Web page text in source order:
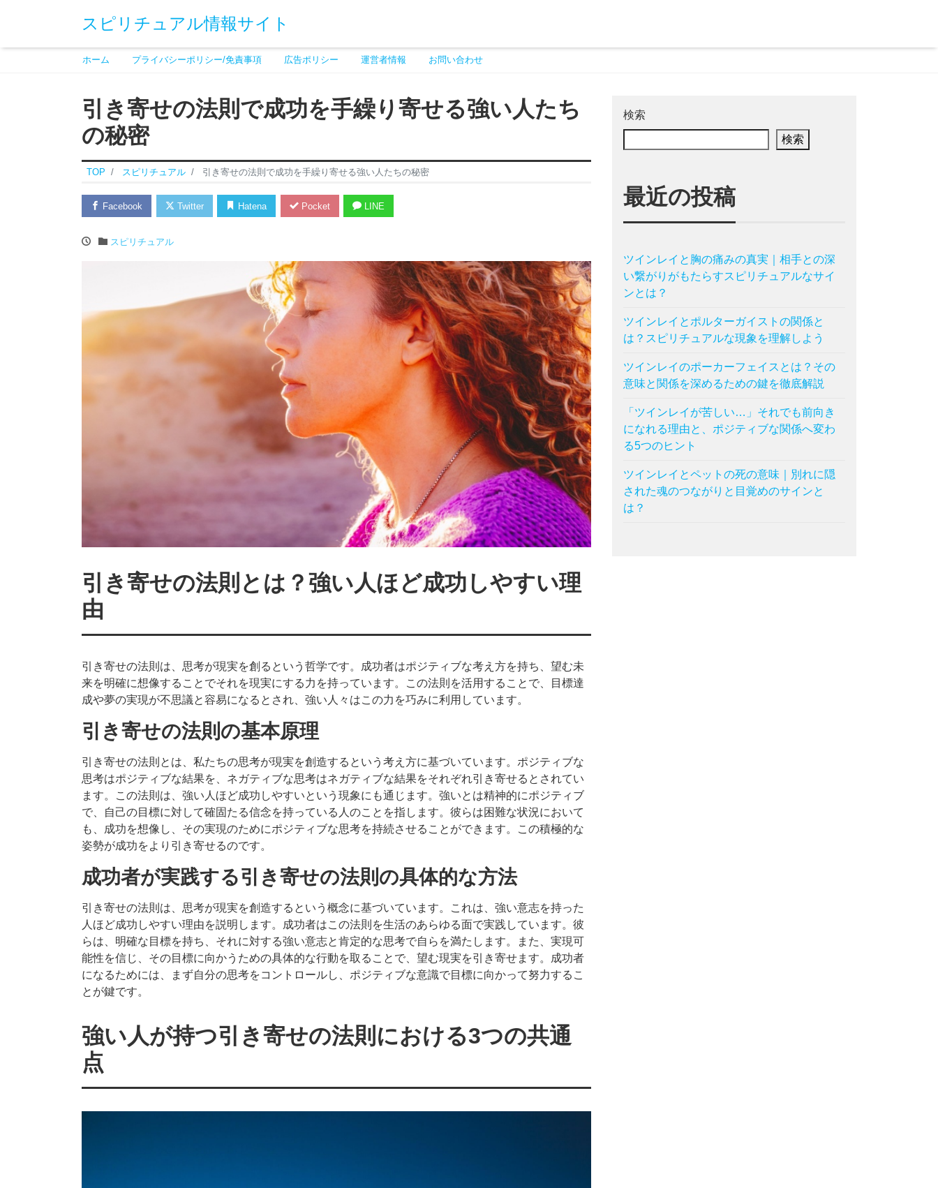
スピリチュアル情報サイト
ホーム プライバシーポリシー/免責事項 広告ポリシー 運営者情報 お問い合わせ
引き寄せの法則で成功を手繰り寄せる強い人たち
の秘密
TOP スピリチュアル 引き寄せの法則で成功を手繰り寄せる強い人たちの秘密
Facebook Twitter Hatena Pocket LINE
スピリチュアル
引き寄せの法則とは？強い人ほど成功しやすい理
由
引き寄せの法則は、思考が現実を創るという哲学です。成功者はポジティブな考え方を持ち、望む未
来を明確に想像することでそれを現実にする力を持っています。この法則を活用することで、目標達
成や夢の実現が不思議と容易になるとされ、強い人々はこの力を巧みに利用しています。
引き寄せの法則の基本原理
引き寄せの法則とは、私たちの思考が現実を創造するという考え方に基づいています。ポジティブな
思考はポジティブな結果を、ネガティブな思考はネガティブな結果をそれぞれ引き寄せるとされてい
ます。この法則は、強い人ほど成功しやすいという現象にも通じます。強いとは精神的にポジティブ
で、自己の目標に対して確固たる信念を持っている人のことを指します。彼らは困難な状況において
も、成功を想像し、その実現のためにポジティブな思考を持続させることができます。この積極的な
姿勢が成功をより引き寄せるのです。
成功者が実践する引き寄せの法則の具体的な方法
引き寄せの法則は、思考が現実を創造するという概念に基づいています。これは、強い意志を持った
人ほど成功しやすい理由を説明します。成功者はこの法則を生活のあらゆる面で実践しています。彼
らは、明確な目標を持ち、それに対する強い意志と肯定的な思考で自らを満たします。また、実現可
能性を信じ、その目標に向かうための具体的な行動を取ることで、望む現実を引き寄せます。成功者
になるためには、まず自分の思考をコントロールし、ポジティブな意識で目標に向かって努力するこ
とが鍵です。
強い人が持つ引き寄せの法則における3つの共通
点
検索
検索
最近の投稿
ツインレイと胸の痛みの真実｜相手との深
い繋がりがもたらすスピリチュアルなサイ
ンとは？
ツインレイとポルターガイストの関係と
は？スピリチュアルな現象を理解しよう
ツインレイのポーカーフェイスとは？その
意味と関係を深めるための鍵を徹底解説
「ツインレイが苦しい…」それでも前向き
になれる理由と、ポジティブな関係へ変わ
る5つのヒント
ツインレイとペットの死の意味｜別れに隠
された魂のつながりと目覚めのサインと
は？